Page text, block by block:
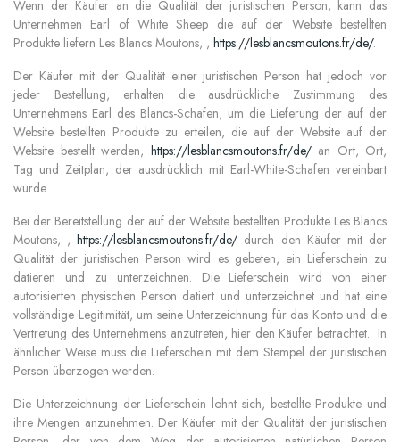
Wenn der Käufer an die Qualität der juristischen Person, kann das
Unternehmen Earl of White Sheep die auf der Website bestellten
Produkte liefern Les Blancs Moutons, , https://lesblancsmoutons.fr/de/.
Der Käufer mit der Qualität einer juristischen Person hat jedoch vor
jeder Bestellung, erhalten die ausdrückliche Zustimmung des
Unternehmens Earl des Blancs-Schafen, um die Lieferung der auf der
Website bestellten Produkte zu erteilen, die auf der Website auf der
Website bestellt werden, https://lesblancsmoutons.fr/de/an Ort, Ort,
Tag und Zeitplan, der ausdrücklich mit Earl-White-Schafen vereinbart
wurde.
Bei der Bereitstellung der auf der Website bestellten Produkte Les Blancs
Moutons, ,https://lesblancsmoutons.fr/de/ durch den Käufer mit der
Qualität der juristischen Person wird es gebeten, ein Lieferschein zu
datieren und zu unterzeichnen. Die Lieferschein wird von einer
autorisierten physischen Person datiert und unterzeichnet und hat eine
vollständige Legitimität, um seine Unterzeichnung für das Konto und die
Vertretung des Unternehmens anzutreten, hier den Käufer betrachtet. In
ähnlicher Weise muss die Lieferschein mit dem Stempel der juristischen
Person überzogen werden.
Die Unterzeichnung der Lieferschein lohnt sich, bestellte Produkte und
ihre Mengen anzunehmen. Der Käufer mit der Qualität der juristischen